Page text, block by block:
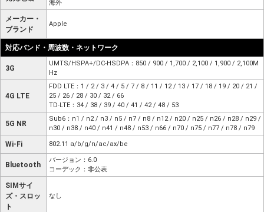
海外
メーカー・
ブランド
Apple
対応バンド・周波数・ネットワーク
3G
UMTS/HSPA+/DC-HSDPA：850 / 900 / 1,700 / 2,100 / 1,900 / 2,100M
Hz
4G LTE
FDD LTE：1 / 2 / 3 / 4 / 5 / 7 / 8 / 11 / 12 / 13 / 17 / 18 / 19 / 20 / 21 /
25 / 26 / 28 / 30 / 32 / 66
TD-LTE：34 / 38 / 39 / 40 / 41 / 42 / 48 / 53
5G NR
Sub6：n1 / n2 / n3 / n5 / n7 / n8 / n12 / n20 / n25 / n26 / n28 / n29 /
n30 / n38 / n40 / n41 / n48 / n53 / n66 / n70 / n75 / n77 / n78 / n79
Wi-Fi 802.11 a/b/g/n/ac/ax/be
Bluetooth
バージョン：6.0
コーデック：非公表
SIMサイ
ズ・スロッ
ト
なし